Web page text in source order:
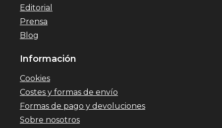
Editorial
Prensa
Blog
Información
Cookies
Costes y formas de envío
Formas de pago y devoluciones
Sobre nosotros